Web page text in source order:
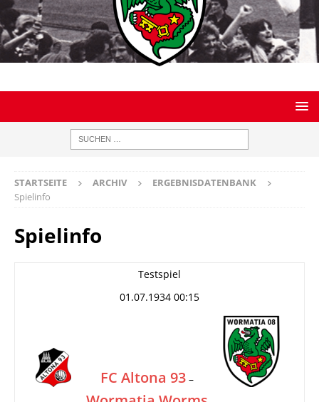
STARTSEITE ARCHIV
ERGEBNISDATENBANK
Spielinfo
Spielinfo
Testspiel
01.07.1934 00:15
FC Altona 93 –